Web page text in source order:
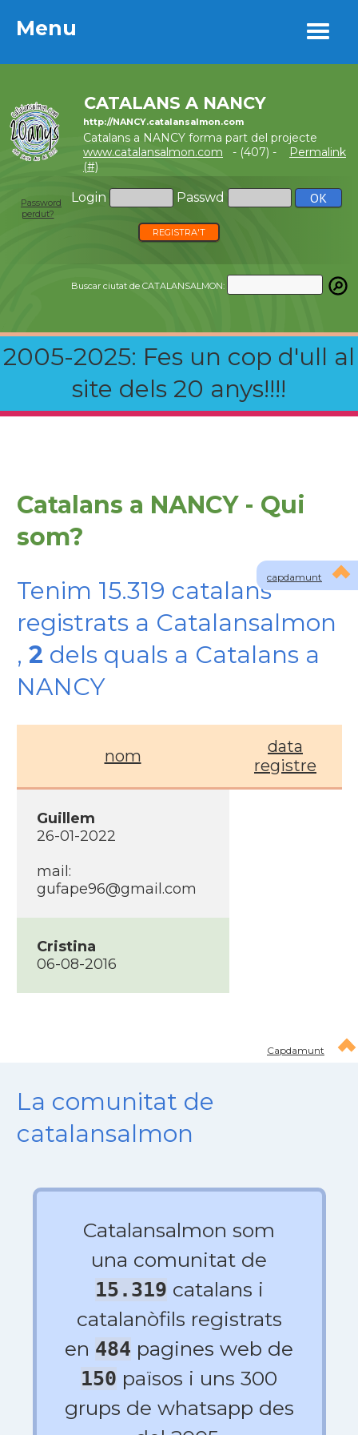
Menu
CATALANS A NANCY
http://NANCY.catalansalmon.com
Catalans a NANCY forma part del projecte
www.catalansalmon.com - (407) -
Permalink
(#)
Login Passwd
Password
perdut?
REGISTRA'T
Buscar ciutat de CATALANSALMON:
2005-2025: Fes un cop d'ull al
site dels 20 anys!!!!
Menu
capdamunt
Catalans a NANCY - Qui
som?
Tenim 15.319 catalans
registrats a Catalansalmon
, 2 dels quals a Catalans a
NANCY
nom
data
registre
Guillem
26-01-2022
mail:
gufape96@gmail.com
Cristina
06-08-2016
Capdamunt
La comunitat de
catalansalmon
Catalansalmon som
una comunitat de
15.319 catalans i
catalanòfils registrats
en 484 pagines web de
150 països i uns 300
grups de whatsapp des